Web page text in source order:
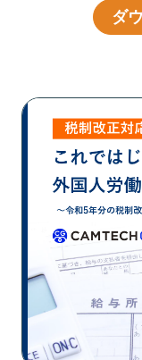
ダ